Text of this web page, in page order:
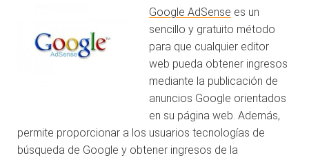
Google AdSense es un
sencillo y gratuito método
para que cualquier editor
web pueda obtener ingresos
mediante la publicación de
anuncios Google orientados
en su página web. Además,
permite proporcionar a los usuarios tecnologías de
búsqueda de Google y obtener ingresos de la